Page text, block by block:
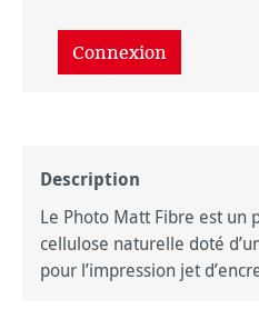
Connexion
Description
Le Photo Matt Fibre est un
cellulose naturelle doté
pour l’impression jet